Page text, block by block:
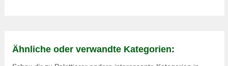
Ähnliche oder verwandte Kategorien: